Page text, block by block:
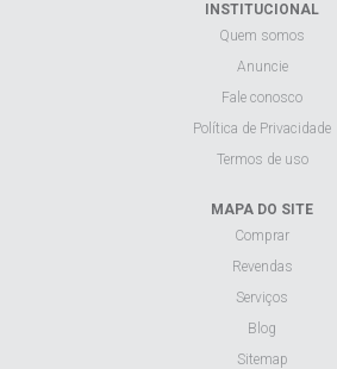
INSTITUCIONAL
Quem somos
Anuncie
Fale conosco
Política de Privacidade
Termos de uso
MAPA DO SITE
Comprar
Revendas
Serviços
Blog
Sitemap